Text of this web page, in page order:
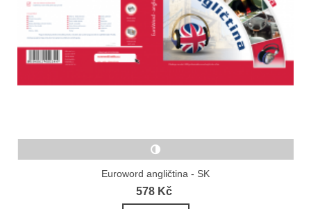
Euroword angličtina - SK
578 Kč